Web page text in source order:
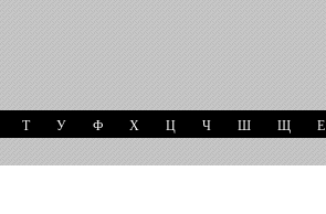
Т У Ф Х Ц Ч Ш Щ Е